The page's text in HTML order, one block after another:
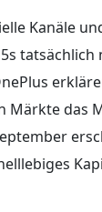
Kanäle
Märkte das